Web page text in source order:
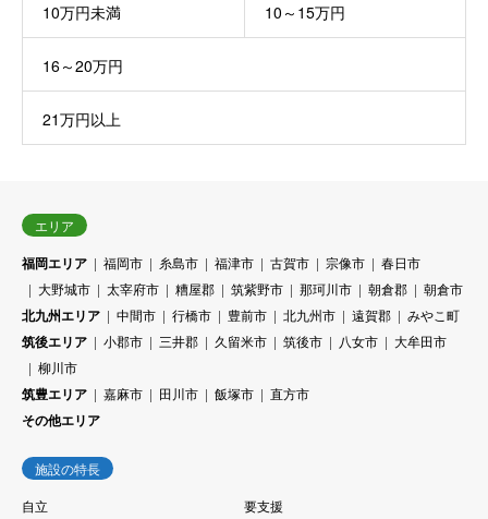
10万円未満 10～15万円
16～20万円
21万円以上
エリア
福岡エリア 福岡市 糸島市 福津市 古賀市 宗像市
春日市
大野城市
太宰府市 糟屋郡 筑紫野市 那珂川市 朝倉郡 朝倉市
北九州エリア 中間市 行橋市 豊前市 北九州市 遠賀郡 みやこ町
筑後エリア 小郡市 三井郡 久留米市 筑後市 八女市
大牟田市
柳川市
筑豊エリア 嘉麻市 田川市 飯塚市 直方市
その他エリア
施設の特長
自立
要支援